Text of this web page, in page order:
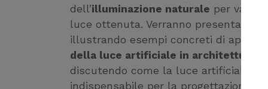
dell’illuminazione naturale per
luce ottenuta. Verranno presentati
illustrando esempi concreti di
della luce artificiale in architettura
,
discutendo come la luce artificiale
indispensabile per la progettazione,